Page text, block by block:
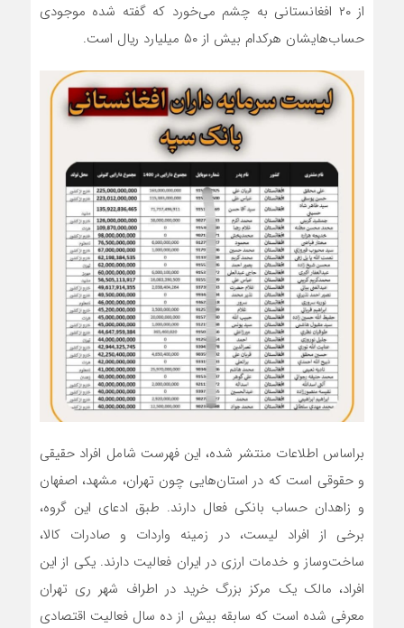
از ۲۰ افغانستانی به چشم می‌خورد که گفته شده موجودی
حساب‌هایشان هرکدام بیش از ۵۰ میلیارد ریال است.
براساس اطلاعات منتشر شده، این فهرست شامل افراد حقیقی
و حقوقی است که در استان‌هایی چون تهران، مشهد، اصفهان
و زاهدان حساب بانکی فعال دارند. طبق ادعای این گروه،
برخی از افراد لیست، در زمینه واردات و صادرات کالا،
ساخت‌وساز و خدمات ارزی در ایران فعالیت دارند. یکی از این
افراد، مالک یک مرکز بزرگ خرید در اطراف شهر ری تهران
معرفی شده است که سابقه بیش از ده سال فعالیت اقتصادی